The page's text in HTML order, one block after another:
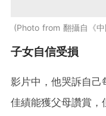
Photo from 翻攝自《中
子女自信受損
影片中，他哭訴自
佳績能獲父母讚賞，